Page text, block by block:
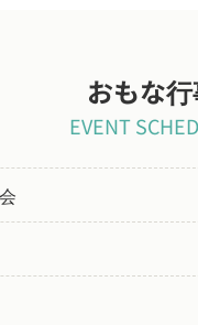
おもな
EVENT